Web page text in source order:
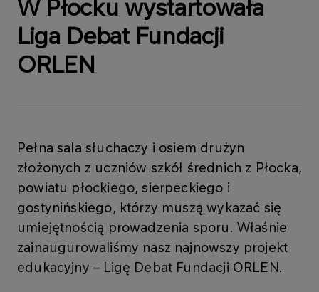
W Płocku wystartowała
Liga Debat Fundacji
ORLEN
Pełna sala słuchaczy i osiem drużyn
złożonych z uczniów szkół średnich z Płocka,
powiatu płockiego, sierpeckiego i
gostynińskiego, którzy muszą wykazać się
umiejętnością prowadzenia sporu. Właśnie
zainaugurowaliśmy nasz najnowszy projekt
edukacyjny – Ligę Debat Fundacji ORLEN.